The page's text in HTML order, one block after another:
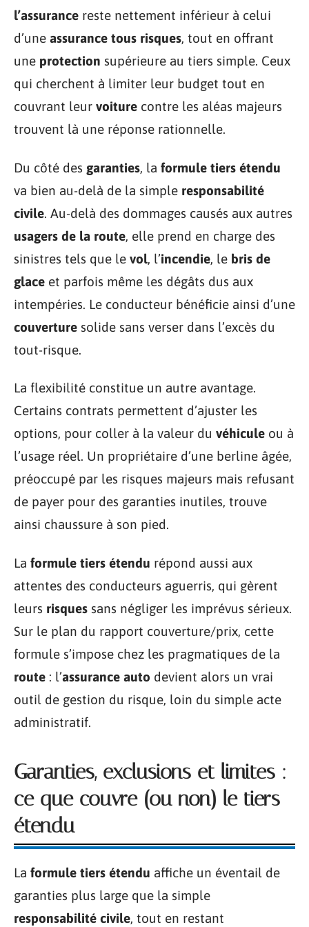
l’assurance reste nettement inférieur à celui
d’une assurance tous risques, tout en offrant
une protection supérieure au tiers simple. Ceux
qui cherchent à limiter leur budget tout en
couvrant leur voiture contre les aléas majeurs
trouvent là une réponse rationnelle.
Du côté des garanties, la formule tiers étendu
va bien au-delà de la simple responsabilité
civile. Au-delà des dommages causés aux autres
usagers de la route, elle prend en charge des
sinistres tels que le vol, l’incendie, le bris de
glace et parfois même les dégâts dus aux
intempéries. Le conducteur bénéficie ainsi d’une
couverture solide sans verser dans l’excès du
tout-risque.
La flexibilité constitue un autre avantage.
Certains contrats permettent d’ajuster les
options, pour coller à la valeur du véhicule ou à
l’usage réel. Un propriétaire d’une berline âgée,
préoccupé par les risques majeurs mais refusant
de payer pour des garanties inutiles, trouve
ainsi chaussure à son pied.
La formule tiers étendu répond aussi aux
attentes des conducteurs aguerris, qui gèrent
leurs risques sans négliger les imprévus sérieux.
Sur le plan du rapport couverture/prix, cette
formule s’impose chez les pragmatiques de la
route : l’assurance auto devient alors un vrai
outil de gestion du risque, loin du simple acte
administratif.
Garanties, exclusions et limites :
ce que couvre (ou non) le tiers
étendu
La formule tiers étendu affiche un éventail de
garanties plus large que la simple
responsabilité civile, tout en restant